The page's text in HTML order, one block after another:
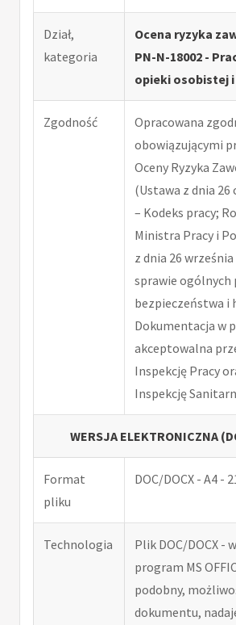
Dział,
kategoria
Ocena ryzyka
PN-N-18002 -
opieki osobistej
Zgodność
Opracowana
obowiązującymi
Oceny Ryzyka
(Ustawa z dnia 26
– Kodeks pracy;
Ministra Pracy i
z dnia 26 września
sprawie ogólnych
bezpieczeństwa i
Dokumentacja w
akceptowalna
Inspekcję Pracy
Inspekcję
WERSJA ELEKTRONICZNA
Format
pliku
DOC/DOCX - A4 -
Technologia
Plik DOC/DOCX -
program MS
podobny,
dokumentu,